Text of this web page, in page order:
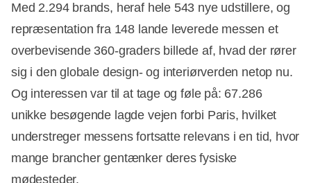
Med 2.294 brands, heraf hele 543 nye udstillere, og
repræsentation fra 148 lande leverede messen et
overbevisende 360-graders billede af, hvad der rører
sig i den globale design- og interiørverden netop nu.
Og interessen var til at tage og føle på: 67.286
unikke besøgende lagde vejen forbi Paris, hvilket
understreger messens fortsatte relevans i en tid, hvor
mange brancher gentænker deres fysiske
mødesteder.